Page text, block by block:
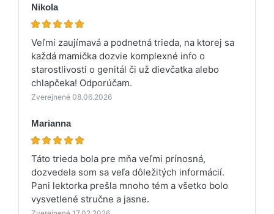
Nikola
Veľmi zaujímavá a podnetná trieda, na ktorej sa
každá mamička dozvie komplexné info o
starostlivosti o genitál či už dievčatka alebo
chlapčeka! Odporúčam.
Zverejnené 08.06.2026
Marianna
Táto trieda bola pre mňa veľmi prínosná,
dozvedela som sa veľa dôležitých informácií.
Pani lektorka prešla mnoho tém a všetko bolo
vysvetlené stručne a jasne.